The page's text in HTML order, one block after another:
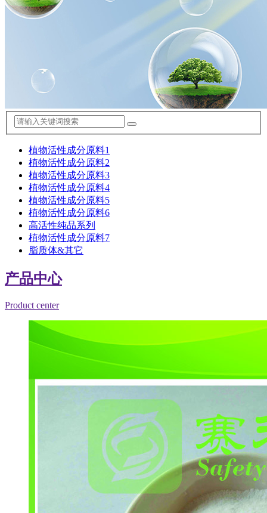
植物活性成分原料1
植物活性成分原料2
植物活性成分原料3
植物活性成分原料4
植物活性成分原料5
植物活性成分原料6
高活性纯品系列
植物活性成分原料7
脂质体&其它
产品中心
Product center